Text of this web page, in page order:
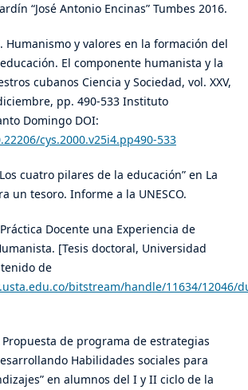
“José Antonio Encinas” Tumbes 2016.
Humanismo y valores en la formación del
El componente humanista y la
cubanos Ciencia y Sociedad, vol. XXV,
pp. 490-533 Instituto
Domingo DOI:
cys.2000.v25i4.pp490-533
cuatro pilares de la educación” en La
un tesoro. Informe a la UNESCO.
Docente una Experiencia de
[Tesis doctoral, Universidad
de
bitstream/handle/11634/12046/
Propuesta de programa de estrategias
Habilidades sociales para
en alumnos del I y II ciclo de la